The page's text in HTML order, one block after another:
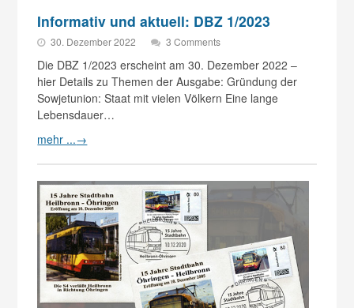
Informativ und aktuell: DBZ 1/2023
30. Dezember 2022 3 Comments
Die DBZ 1/2023 erscheint am 30. Dezember 2022 –
hier Details zu Themen der Ausgabe: Gründung der
Sowjetunion: Staat mit vielen Völkern Eine lange
Lebensdauer…
mehr ...→